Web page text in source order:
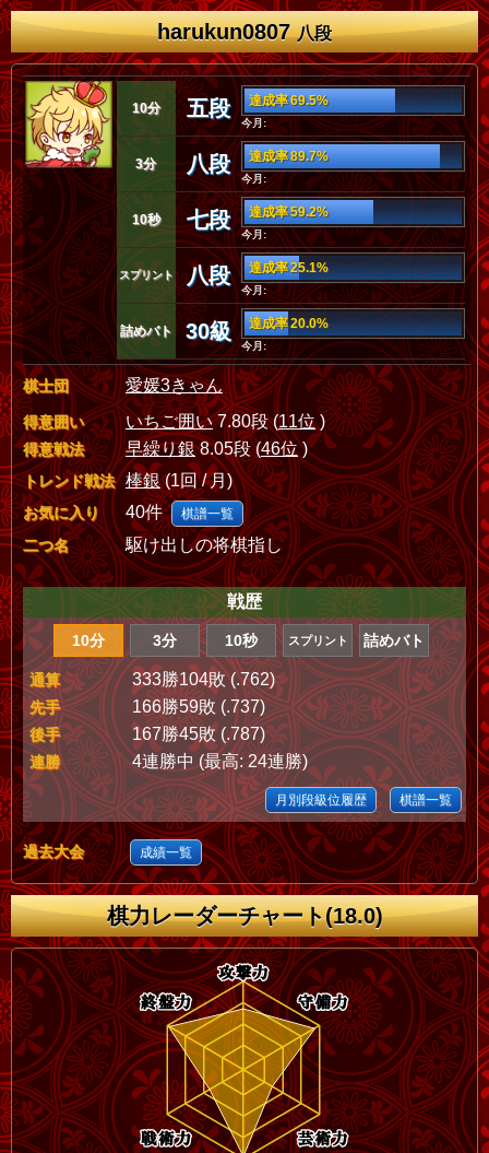
harukun0807八段
10分 五段 達成率 69.5%
今月:
3分 八段 達成率 89.7%
今月:
10秒 七段 達成率 59.2%
今月:
スプリント 八段 達成率 25.1%
今月:
詰めバト 30級 達成率 20.0%
今月:
棋士団 愛媛3きゃん
得意囲い いちご囲い7.80段 (11位)
得意戦法 早繰り銀8.05段 (46位)
トレンド戦法 棒銀(1回 / 月)
お気に入り 40件 棋譜一覧
二つ名 駆け出しの将棋指し
戦歴
10分 3分 10秒 スプリント 詰めバト
通算 333勝104敗 (.762)
先手 166勝59敗 (.737)
後手 167勝45敗 (.787)
連勝 4連勝中 (最高: 24連勝)
月別段級位履歴 棋譜一覧
過去大会 成績一覧
棋力レーダーチャート(18.0)